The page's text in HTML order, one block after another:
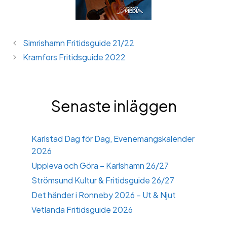
Simrishamn Fritidsguide 21/22
Kramfors Fritidsguide 2022
Senaste inläggen
Karlstad Dag för Dag, Evenemangskalender
2026
Uppleva och Göra – Karlshamn 26/27
Strömsund Kultur & Fritidsguide 26/27
Det händer i Ronneby 2026 – Ut & Njut
Vetlanda Fritidsguide 2026